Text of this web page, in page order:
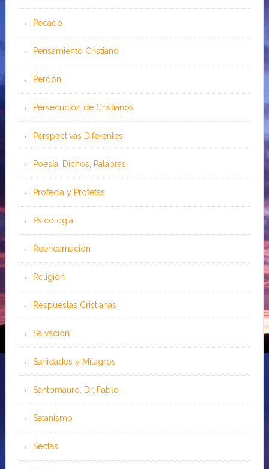
Pecado
Pensamiento Cristiano
Perdón
Persecución de Cristianos
Perspectivas Diferentes
Poesía, Dichos, Palabras
Profecía y Profetas
Psicología
Reencarnación
Religión
Respuestas Cristianas
Salvación
Sanidades y Milagros
Santomauro, Dr. Pablo
Satanismo
Sectas